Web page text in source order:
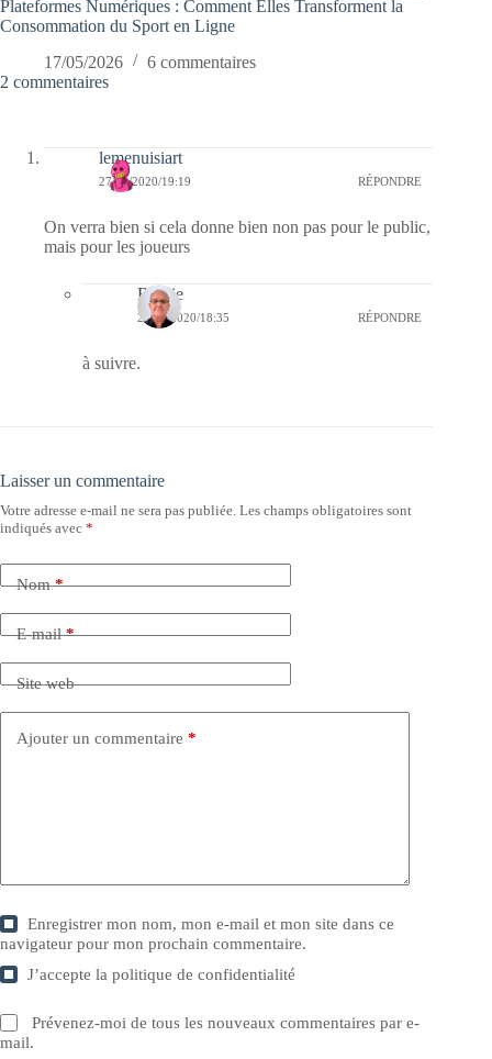
Plateformes Numériques : Comment Elles Transforment la
Consommation du Sport en Ligne
17/05/2026
6 commentaires
2 commentaires
lemenuisiart
27/09/2020/19:19 RÉPONDRE
On verra bien si cela donne bien non pas pour le public,
mais pour les joueurs
Bernie
28/09/2020/18:35 RÉPONDRE
à suivre.
Laisser un commentaire
Votre adresse e-mail ne sera pas publiée. Les champs obligatoires sont
indiqués avec *
Nom*
E-mail*
Site web
Ajouter un commentaire *
Enregistrer mon nom, mon e-mail et mon site dans ce
navigateur pour mon prochain commentaire.
J’accepte lapolitique de confidentialité
Prévenez-moi de tous les nouveaux commentaires par e-
mail.